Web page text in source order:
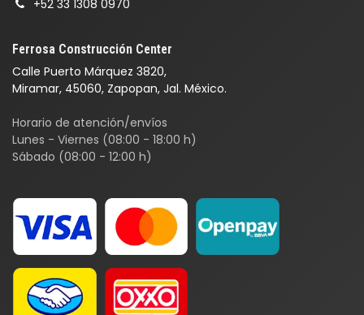
Ferrosa Construcción Center
Calle Puerto Márquez 3820,
Miramar, 45060, Zapopan, Jal. México.
Horario de atención/envíos
Lunes - Viernes (08:00 - 18:00 h)
Sábado (08:00 - 12:00 h)
+52 33 1308 0970